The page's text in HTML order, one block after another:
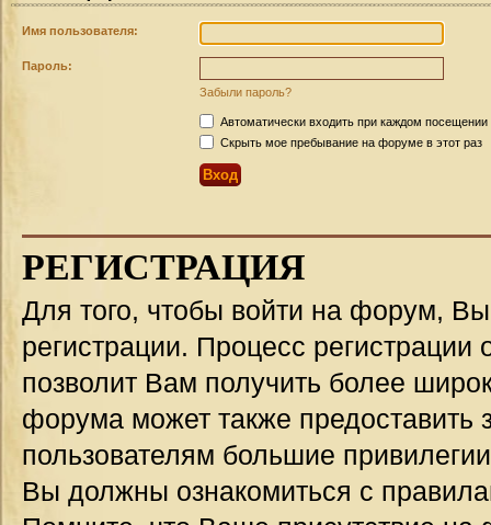
Имя пользователя:
Пароль:
Забыли пароль?
Автоматически входить при каждом посещении
Скрыть мое пребывание на форуме в этот раз
РЕГИСТРАЦИЯ
Для того, чтобы войти на форум,
регистрации. Процесс регистрации
позволит Вам получить более
форума может также предоставить
пользователям большие
Вы должны ознакомиться с